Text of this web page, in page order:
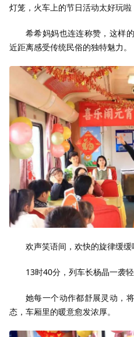
灯笼，火车上的节日活动太好玩啦
希希妈妈也连连称赞，这样
近距离感受传统民俗的独特魅力。
欢声笑语间，欢快的旋律缓缓
13时40分，列车长杨晶一袭
她每一个动作都舒展灵动，
态，车厢里的暖意愈发浓厚。